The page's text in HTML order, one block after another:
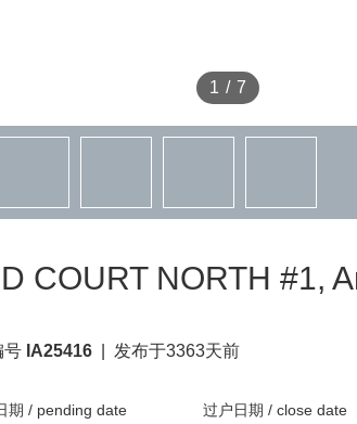
1 / 7
COURT NORTH #1,
号 IA25416 发布于3363天前
期 / pending date 过户日期 / close date